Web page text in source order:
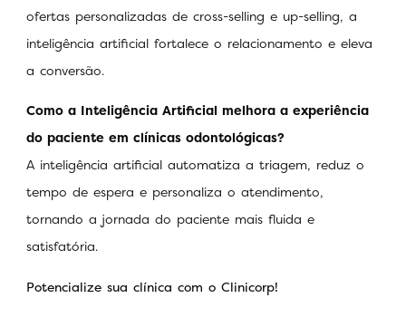
ofertas personalizadas de cross-selling e up-selling, a
inteligência artificial fortalece o relacionamento e eleva
a conversão.
Como a Inteligência Artificial melhora a experiência
do paciente em clínicas odontológicas?
A inteligência artificial automatiza a triagem, reduz o
tempo de espera e personaliza o atendimento,
tornando a jornada do paciente mais fluida e
satisfatória.
Potencialize sua clínica com o Clinicorp!